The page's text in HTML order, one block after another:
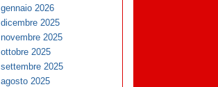
gennaio 2026
dicembre 2025
novembre 2025
ottobre 2025
settembre 2025
agosto 2025